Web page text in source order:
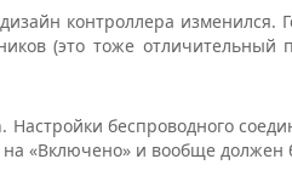
контроллера
(это тоже отличительный
беспроводного
«Включено» и вообще должен